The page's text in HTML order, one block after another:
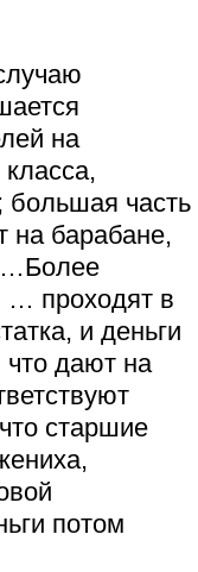
на
большая часть
на барабане,
… проходят в
и деньги
что дают на
старшие
потом